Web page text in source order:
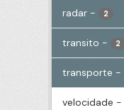
radar - 2
transito - 2
transporte -
velocidade -